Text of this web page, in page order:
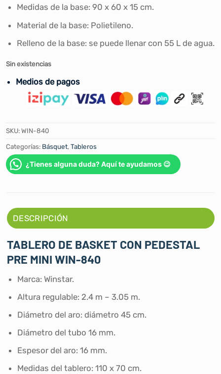
Medidas de la base: 90 x 60 x 15 cm.
Material de la base: Polietileno.
Relleno de la base: se puede llenar con 55 L de agua.
Sin existencias
Medios de pagos
SKU:WIN-840
Categorías: Básquet,Tableros
¿Tienes alguna duda? Aquí te ayudamos 😉
DESCRIPCIÓN
TABLERO DE BASKET CON PEDESTAL
PRE MINI WIN-840
Marca: Winstar.
Altura regulable: 2.4 m – 3.05 m.
Diámetro del aro: diámetro 45 cm.
Diámetro del tubo 16 mm.
Espesor del aro: 16 mm.
Medidas del tablero: 110 x 70 cm.